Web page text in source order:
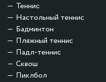
Теннис
Настольный теннис
Бадминтон
Пляжный теннис
Падл-теннис
Сквош
Пиклбол